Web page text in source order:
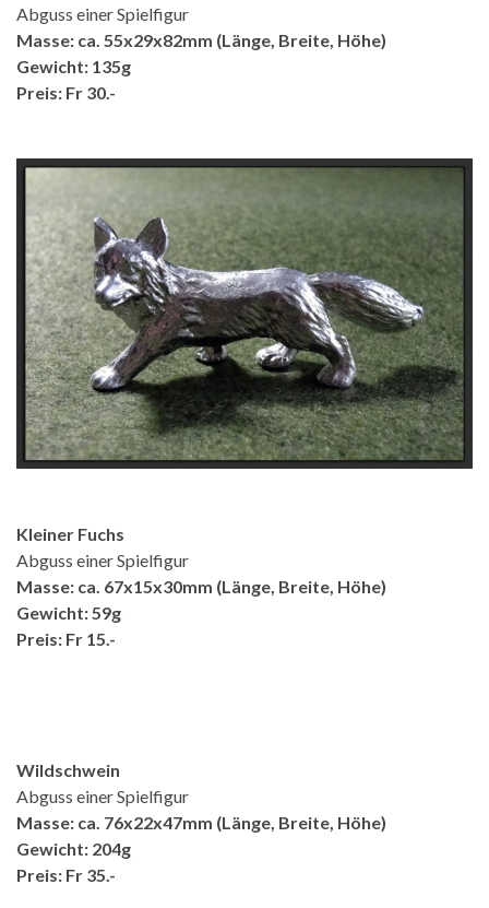
Abguss einer Spielfigur
Masse: ca. 55x29x82mm (Länge, Breite, Höhe)
Gewicht: 135g
Preis: Fr 30.-
Kleiner Fuchs
Abguss einer Spielfigur
Masse: ca. 67x15x30mm (Länge, Breite, Höhe)
Gewicht: 59g
Preis: Fr 15.-
Wildschwein
Abguss einer Spielfigur
Masse: ca. 76x22x47mm (Länge, Breite, Höhe)
Gewicht: 204g
Preis: Fr 35.-